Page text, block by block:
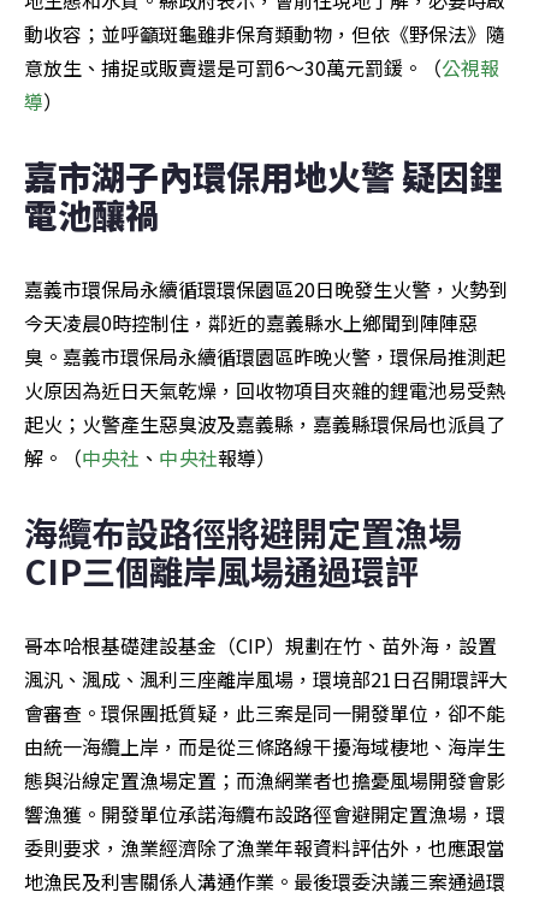
動收容；並呼籲斑龜雖非保育類動物，但依《野保法》隨
意放生、捕捉或販賣還是可罰6～30萬元罰鍰。（公視報
導）
嘉市湖子內環保用地火警 疑因鋰
電池釀禍
嘉義市環保局永續循環環保園區20日晚發生火警，火勢到
今天凌晨0時控制住，鄰近的嘉義縣水上鄉聞到陣陣惡
臭。嘉義市環保局永續循環園區昨晚火警，環保局推測起
火原因為近日天氣乾燥，回收物項目夾雜的鋰電池易受熱
起火；火警產生惡臭波及嘉義縣，嘉義縣環保局也派員了
解。（中央社 、 中央社報導）
海纜布設路徑將避開定置漁場
CIP三個離岸風場通過環評
哥本哈根基礎建設基金（CIP）規劃在竹、苗外海，設置
渢汎、渢成、渢利三座離岸風場，環境部21日召開環評大
會審查。環保團抵質疑，此三案是同一開發單位，卻不能
由統一海纜上岸，而是從三條路線干擾海域棲地、海岸生
態與沿線定置漁場定置；而漁網業者也擔憂風場開發會影
響漁獲。開發單位承諾海纜布設路徑會避開定置漁場，環
委則要求，漁業經濟除了漁業年報資料評估外，也應跟當
地漁民及利害關係人溝通作業。最後環委決議三案通過環